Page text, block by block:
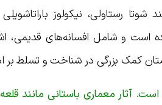
شوتا رستاولی، نیکولوز
است و شامل افسانه‌های قدیمی،
کمک بزرگی در شناخت و تسلط بر
آثار معماری باستانی مانند